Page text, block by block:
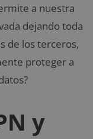
a nuestra
dejando toda
de los terceros,
proteger a
y